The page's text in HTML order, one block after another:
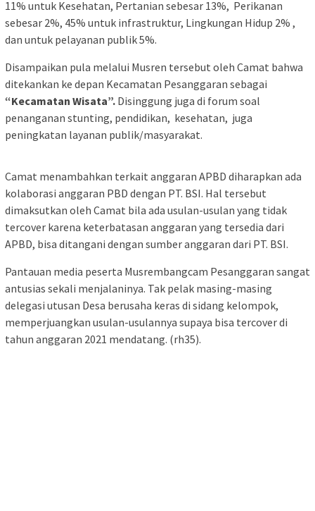
11% untuk Kesehatan, Pertanian sebesar 13%, Perikanan
sebesar 2%, 45% untuk infrastruktur, Lingkungan Hidup 2% ,
dan untuk pelayanan publik 5%.
Disampaikan pula melalui Musren tersebut oleh Camat bahwa
ditekankan ke depan Kecamatan Pesanggaran sebagai
“Kecamatan Wisata”. Disinggung juga di forum soal
penanganan stunting, pendidikan, kesehatan, juga
peningkatan layanan publik/masyarakat.
Camat menambahkan terkait anggaran APBD diharapkan ada
kolaborasi anggaran PBD dengan PT. BSI. Hal tersebut
dimaksutkan oleh Camat bila ada usulan-usulan yang tidak
tercover karena keterbatasan anggaran yang tersedia dari
APBD, bisa ditangani dengan sumber anggaran dari PT. BSI.
Pantauan media peserta Musrembangcam Pesanggaran sangat
antusias sekali menjalaninya. Tak pelak masing-masing
delegasi utusan Desa berusaha keras di sidang kelompok,
memperjuangkan usulan-usulannya supaya bisa tercover di
tahun anggaran 2021 mendatang. (rh35).